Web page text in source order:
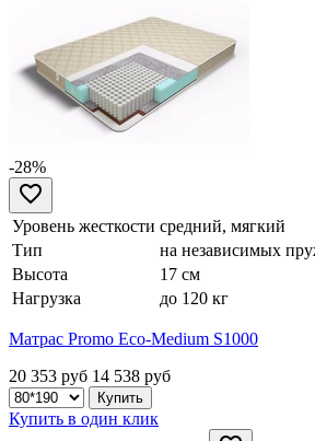
-28%
Уровень жесткости средний, мягкий
Тип
на независимых
Высота
17 см
Нагрузка
до 120 кг
Матрас Promo Eco-Medium S1000
20 353 руб 14 538 руб
Купить в один клик